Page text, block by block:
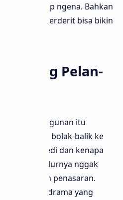
tapi tetap ngena. Bahkan
pintu yang berderit bisa bikin
yang Pelan-
dan bangunan itu
Kita dibawa bolak-balik ke
mula tragedi dan kenapa
hebatnya, alurnya nggak
kita makin penasaran.
salah satu drama yang